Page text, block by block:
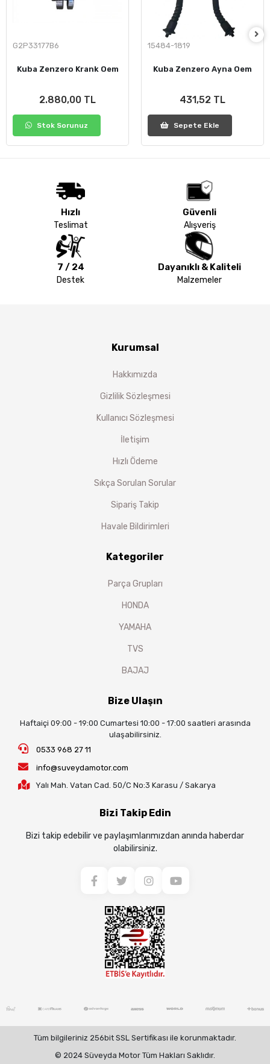
G2P33177B6
Kuba Zenzero Krank Oem
2.880,00 TL
Stok Sorunuz
15484-1819
Kuba Zenzero Ayna Oem
431,52 TL
Sepete Ekle
Hızlı
Teslimat
Güvenli
Alışveriş
7 / 24
Destek
Dayanıklı & Kaliteli
Malzemeler
Kurumsal
Hakkımızda
Gizlilik Sözleşmesi
Kullanıcı Sözleşmesi
İletişim
Hızlı Ödeme
Sıkça Sorulan Sorular
Sipariş Takip
Havale Bildirimleri
Kategoriler
Parça Grupları
HONDA
YAMAHA
TVS
BAJAJ
Bize Ulaşın
Haftaiçi 09:00 - 19:00 Cumartesi 10:00 - 17:00 saatleri arasında
ulaşabilirsiniz.
0533 968 27 11
info@suveydamotor.com
Yalı Mah. Vatan Cad. 50/C No:3 Karasu / Sakarya
Bizi Takip Edin
Bizi takip edebilir ve paylaşımlarımızdan anında haberdar
olabilirsiniz.
Tüm bilgileriniz 256bit SSL Sertifikası ile korunmaktadır.
© 2024 Süveyda Motor Tüm Hakları Saklıdır.